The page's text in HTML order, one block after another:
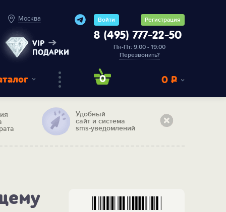
Москва
VIP
ПОДАРКИ
Войти Регистрация
8 (495) 777-22-50
Пн-Пт: 9:00 - 19:00
Перезвонить?
0 0 Р
Удобный
сайт и система
sms-уведомлений